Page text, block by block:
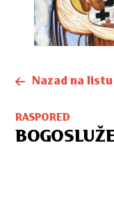
Nazad na
RASPORED